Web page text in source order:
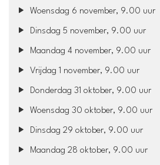
Woensdag 6 november, 9.00 uur
Dinsdag 5 november, 9.00 uur
Maandag 4 november, 9.00 uur
Vrijdag 1 november, 9.00 uur
Donderdag 31 oktober, 9.00 uur
Woensdag 30 oktober, 9.00 uur
Dinsdag 29 oktober, 9.00 uur
Maandag 28 oktober, 9.00 uur